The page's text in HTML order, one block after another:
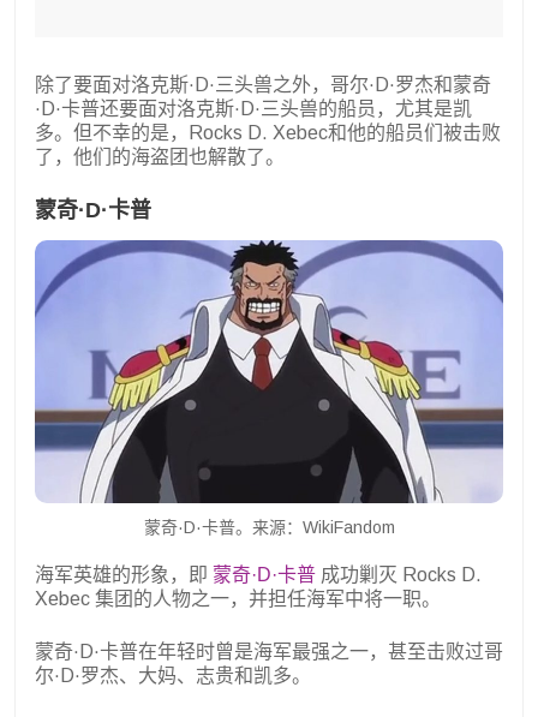
除了要面对洛克斯·D·三头兽之外，哥尔·D·罗杰和蒙奇
·D·卡普还要面对洛克斯·D·三头兽的船员，尤其是凯
多。但不幸的是，Rocks D. Xebec和他的船员们被击败
了，他们的海盗团也解散了。
蒙奇·D·卡普
蒙奇·D·卡普。来源：WikiFandom
海军英雄的形象，即 蒙奇·D·卡普 成功剿灭 Rocks D.
Xebec 集团的人物之一，并担任海军中将一职。
蒙奇·D·卡普在年轻时曾是海军最强之一，甚至击败过哥
尔·D·罗杰、大妈、志贵和凯多。